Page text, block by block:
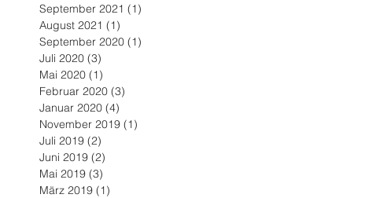
September 2021 (1)
August 2021 (1)
September 2020 (1)
Juli 2020 (3)
Mai 2020 (1)
Februar 2020 (3)
Januar 2020 (4)
November 2019 (1)
Juli 2019 (2)
Juni 2019 (2)
Mai 2019 (3)
März 2019 (1)